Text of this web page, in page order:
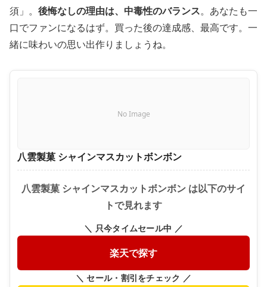
須」。 後悔なしの理由は、中毒性のバランス。あなたも一
口でファンになるはず。買った後の達成感、最高です。一
緒に味わいの思い出作りましょうね。
No Image
八雲製菓 シャインマスカットボンボン
八雲製菓 シャインマスカットボンボン は以下のサイ
トで見れます
＼ 只今タイムセール中 ／
楽天で探す
＼ セール・割引をチェック ／